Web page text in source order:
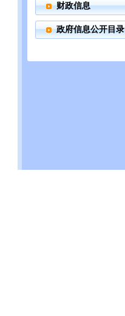
财政信息
政府信息公开目录